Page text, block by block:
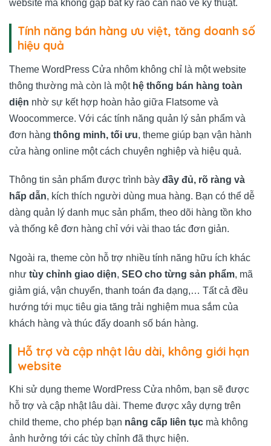
website mà không gặp bất kỳ rào cản nào về kỹ thuật.
Tính năng bán hàng ưu việt, tăng doanh số
hiệu quả
Theme WordPress Cửa nhôm không chỉ là một website
thông thường mà còn là một hệ thống bán hàng toàn
diện nhờ sự kết hợp hoàn hảo giữa Flatsome và
Woocommerce. Với các tính năng quản lý sản phẩm và
đơn hàng thông minh, tối ưu, theme giúp bạn vận hành
cửa hàng online một cách chuyên nghiệp và hiệu quả.
Thông tin sản phẩm được trình bày đầy đủ, rõ ràng và
hấp dẫn, kích thích người dùng mua hàng. Bạn có thể dễ
dàng quản lý danh mục sản phẩm, theo dõi hàng tồn kho
và thống kê đơn hàng chỉ với vài thao tác đơn giản.
Ngoài ra, theme còn hỗ trợ nhiều tính năng hữu ích khác
như tùy chỉnh giao diện, SEO cho từng sản phẩm, mã
giảm giá, vận chuyển, thanh toán đa dạng,… Tất cả đều
hướng tới mục tiêu gia tăng trải nghiệm mua sắm của
khách hàng và thúc đẩy doanh số bán hàng.
Hỗ trợ và cập nhật lâu dài, không giới hạn
website
Khi sử dụng theme WordPress Cửa nhôm, bạn sẽ được
hỗ trợ và cập nhật lâu dài. Theme được xây dựng trên
child theme, cho phép bạn nâng cấp liên tục mà không
ảnh hưởng tới các tùy chỉnh đã thực hiện.